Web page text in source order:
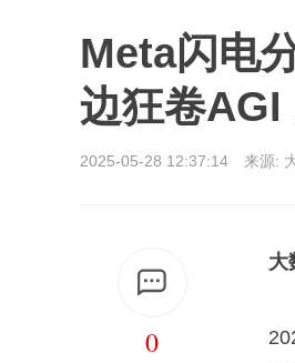
Meta闪电
边狂卷AGI
2025-05-28 12:37:14 来源:
0
大